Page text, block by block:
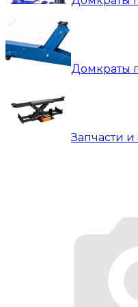
Домкраты
Запчасти и